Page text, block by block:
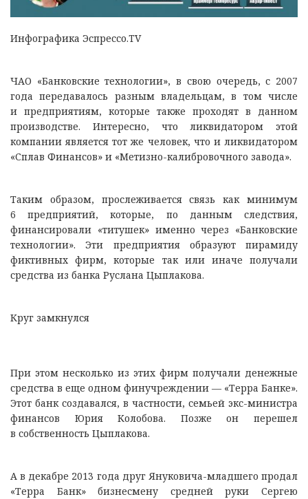
Инфографика Эспрессо.TV
ЧАО «Банковские технологии», в свою очередь, с 2007
года передавалось разным владельцам, в том числе
и предприятиям, которые также проходят в данном
производстве. Интересно, что ликвидатором этой
компании является тот же человек, что и ликвидатором
«Сплав Финансов» и «Метизно-калибровочного завода».
Таким образом, прослеживается связь как минимум
6 предприятий, которые, по данным следствия,
финансировали «титушек» именно через «Банковские
технологии». Эти предприятия образуют пирамиду
фиктивных фирм, которые так или иначе получали
средства из банка Руслана Цыплакова.
Круг замкнулся
При этом несколько из этих фирм получали денежные
средства в еще одном финучреждении — «Терра Банке».
Этот банк создавался, в частности, семьей экс-министра
финансов Юрия Колобова. Позже он перешел
в собственность Цыплакова.
А в декабре 2013 года друг Януковича-младшего продал
«Терра Банк» бизнесмену средней руки Сергею